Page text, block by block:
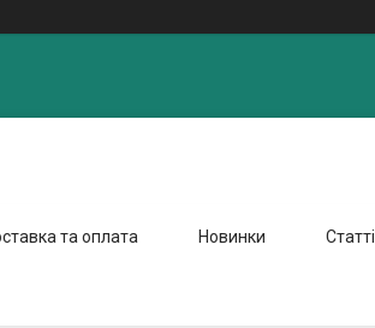
та оплата Новинки Статті